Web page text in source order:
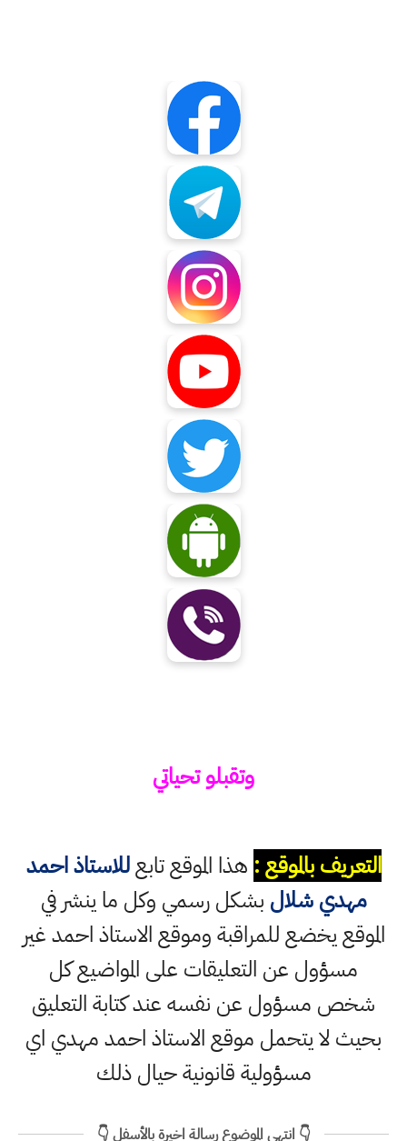
وتقبلو تحياتي
التعريف بالموقع : هذا الموقع تابعللاستاذ احمد
مهدي شلال بشكل رسمي وكل ما ينشر في
الموقع يخضع للمراقبة وموقع الاستاذ احمد غير
مسؤول عن التعليقات على المواضيع كل
شخص مسؤول عن نفسه عند كتابة التعليق
بحيث لا يتحمل موقع الاستاذ احمد مهدي اي
مسؤولية قانونية حيال ذلك
👇 انتهى الموضوع رسالة اخيرة بالأسفل 👇